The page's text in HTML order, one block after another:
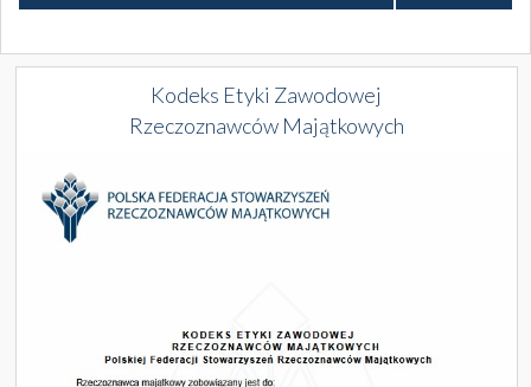
2013.02.28.pdf
Kodeks Etyki Zawodowej
Rzeczoznawców Majątkowych